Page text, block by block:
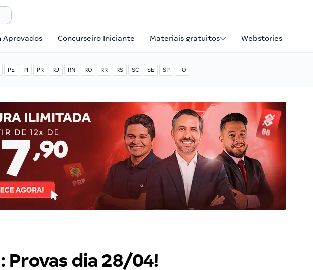
Aprovados Concurseiro Iniciante Materiais gratuitos Webstories
PE PI PR RJ RN RO RR RS SC SE SP TO
Provas dia 28/04!